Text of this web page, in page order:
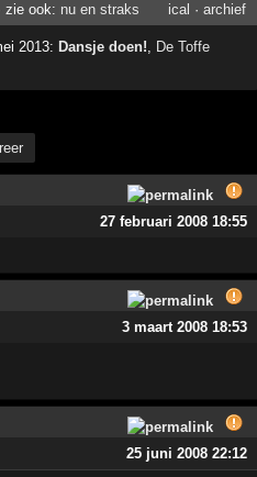
zie ook: nu en straks ical · archief
2013: Dansje doen!, De Toffe
27 februari 2008 18:55
3 maart 2008 18:53
25 juni 2008 22:12